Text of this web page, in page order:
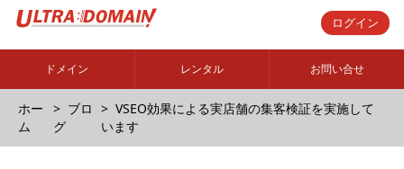
ログイン
ドメイン レンタル お問い合せ
ホー
ム
ブロ
グ
VSEO効果による実店舗の集客検証を実施して
います